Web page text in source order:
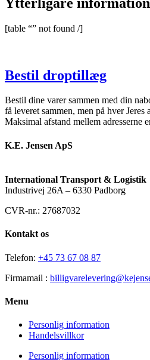
[table “” not found /]
Bestil droptillæg
Bestil dine varer sammen med din
få leveret sammen, men på hver Jeres
Maksimal afstand mellem adresserne
K.E. Jensen ApS
International Transport & Logistik
Industrivej 26A – 6330 Padborg
CVR-nr.: 27687032
Kontakt os
Telefon: +45 73 67 08 87
Firmamail :
Menu
Personlig information
Handelsvillkor
Personlig information